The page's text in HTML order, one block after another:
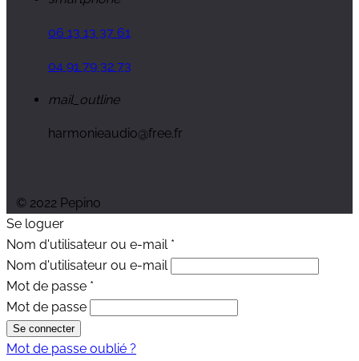
06 13 13 37 61
04 91 79 32 73
mail_outline
harmonieaudio@free.fr
© 2022 Pepino
Se loguer
Nom d'utilisateur ou e-mail *
Nom d'utilisateur ou e-mail
Mot de passe *
Mot de passe
Se connecter
Mot de passe oublié ?